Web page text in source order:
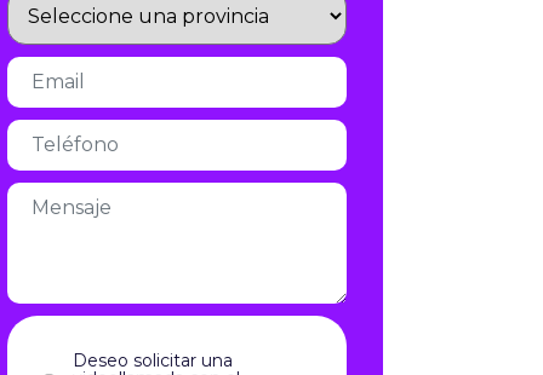
Deseo solicitar una